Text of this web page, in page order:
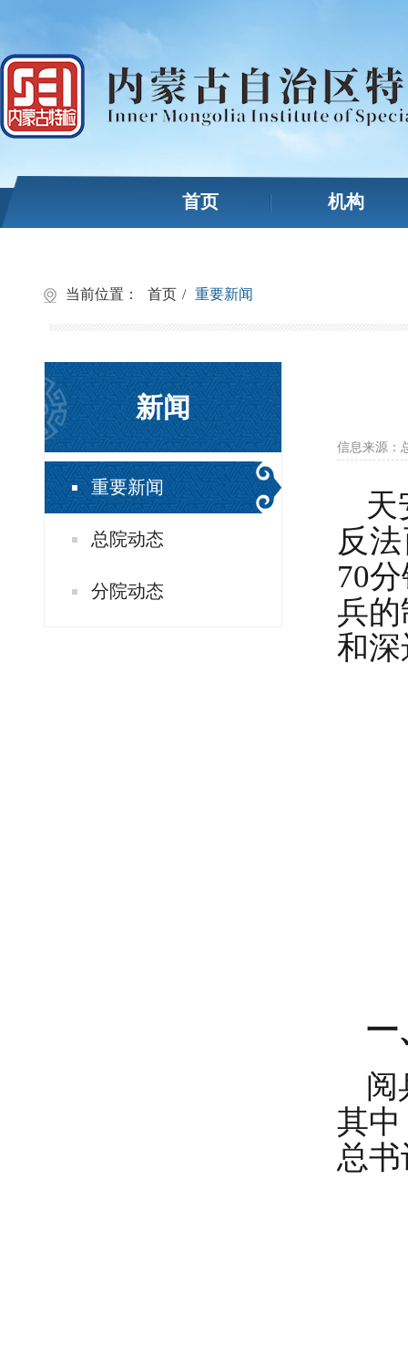
首页 机构
当前位置： 首页 / 重要新闻
新闻
重要新闻
总院动态
分院动态
信息来源：
天
反
70
兵
和
一
阅
其
总